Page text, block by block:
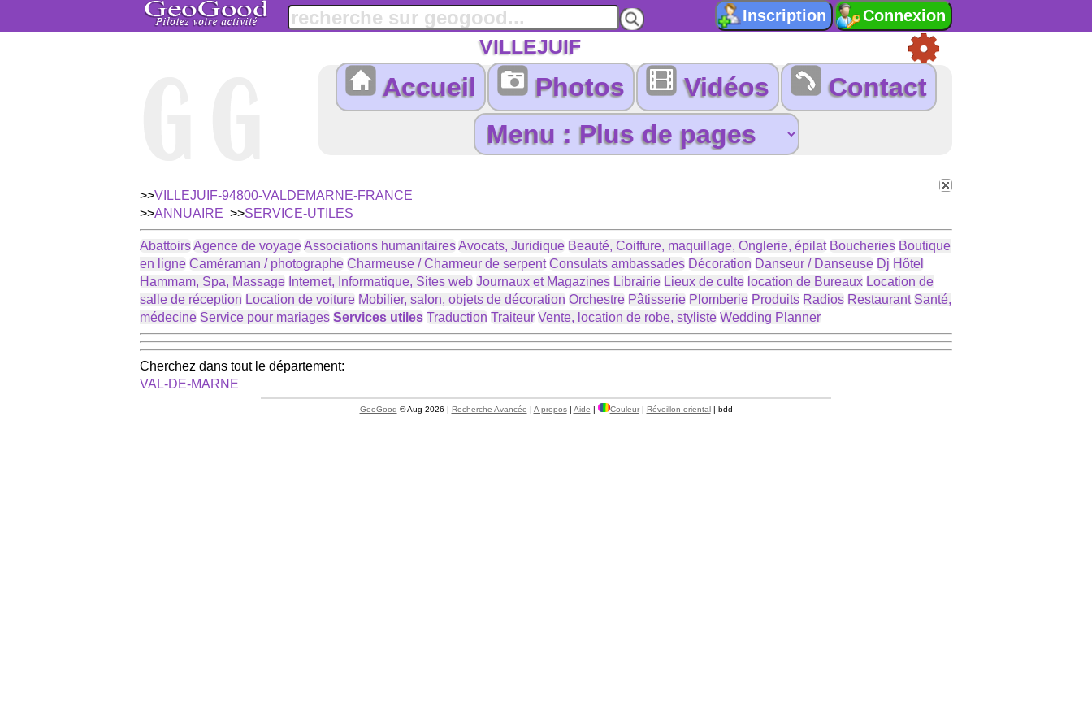
VILLEJUIF
Accueil Photos Vidéos Contact
>>VILLEJUIF-94800-VALDEMARNE-FRANCE
>>ANNUAIRE >>SERVICE-UTILES
AbattoirsAgence de voyageAssociations humanitairesAvocats, Juridique Beauté, Coiffure, maquillage, Onglerie, épilat Boucheries Boutique
en ligne Caméraman / photographe Charmeuse / Charmeur de serpent Consulats ambassades Décoration Danseur / Danseuse Dj Hôtel
Hammam, Spa, Massage Internet, Informatique, Sites web Journaux et Magazines Librairie Lieux de culte location de Bureaux Location de
salle de réception Location de voiture Mobilier, salon, objets de décoration Orchestre Pâtisserie Plomberie Produits Radios Restaurant Santé,
médecine Service pour mariages Services utiles Traduction Traiteur Vente, location de robe, styliste Wedding Planner
Cherchez dans tout le département:
VAL-DE-MARNE
GeoGood © Aug-2026 | Recherche Avancée | A propos| Aide | Couleur| Réveillon oriental| bdd